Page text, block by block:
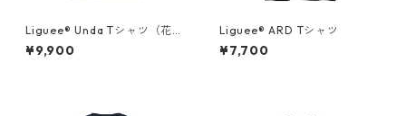
Liguee®️ Unda Tシャツ（花ロ
ゴ刺繍&バックプリント）
¥9,900
Liguee®️ ARD Tシャツ
¥7,700